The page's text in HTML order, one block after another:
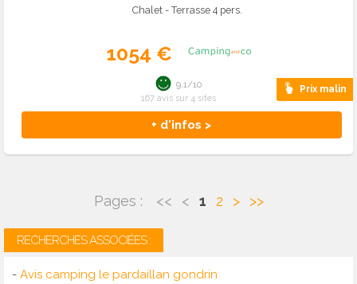
Chalet - Terrasse 4 pers.
1054 €
Prix malin
+ d'infos >
9.1/10
167 avis sur 4 sites
Pages : << < 1 2 > >>
RECHERCHES ASSOCIÉES :
- Avis camping le pardaillan gondrin